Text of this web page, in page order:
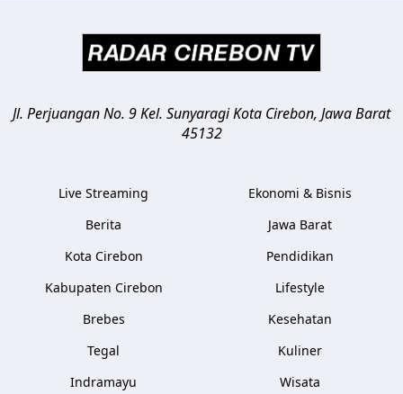
Jl. Perjuangan No. 9 Kel. SunyaragiKota Cirebon, Jawa Barat
45132
Live Streaming
Berita
Kota Cirebon
Kabupaten Cirebon
Brebes
Tegal
Indramayu
Ekonomi & Bisnis
Jawa Barat
Pendidikan
Lifestyle
Kesehatan
Kuliner
Wisata